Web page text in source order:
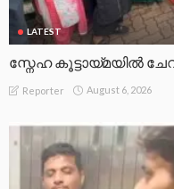
LATEST
സ്നേഹ കൂട്ടായ്മയിൽ
Reporter August 6, 2026